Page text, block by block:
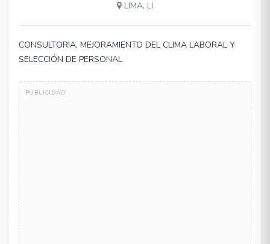
LIMA, LI
CONSULTORIA, MEJORAMIENTO DEL CLIMA LABORAL Y
SELECCIÓN DE PERSONAL